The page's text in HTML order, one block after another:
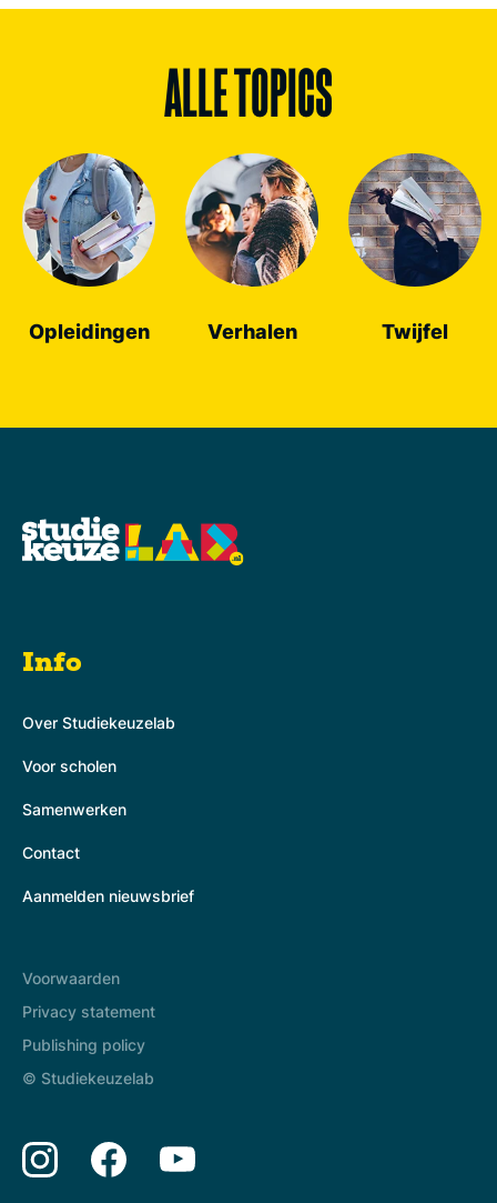
ALLE TOPICS
Opleidingen Verhalen Twijfel
Info
Over Studiekeuzelab
Voor scholen
Samenwerken
Contact
Aanmelden nieuwsbrief
Voorwaarden
Privacy statement
Publishing policy
© Studiekeuzelab